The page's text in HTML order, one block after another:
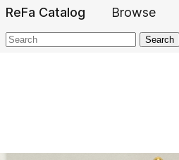
ReFa Catalog Browse
Search